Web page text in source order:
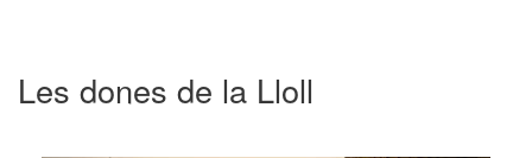
Les dones de la Lloll